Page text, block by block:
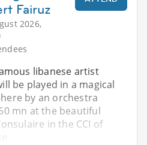
Fairuz
2026,
libanese artist
be played in a magical
by an orchestra
mn at the beautiful
in the CCI of